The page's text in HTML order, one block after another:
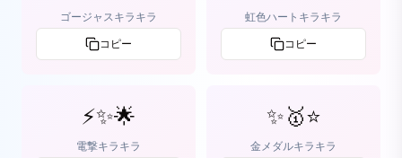
ゴージャスキラキラ
コピー
虹色ハートキラキラ
コピー
⚡✨🌟
電撃キラキラ
✨🥇⭐
金メダルキラキラ